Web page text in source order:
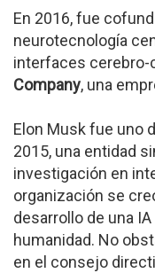
En 2016, fue
neurotecnología
interfaces cerebro-
Company, una
Elon Musk fue uno
2015, una entidad
investigación en
organización se
desarrollo de una
humanidad. No
en el consejo